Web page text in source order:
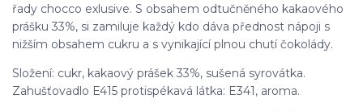
řady chocco exlusive. S obsahem odtučněného kakaového
prášku 33%, si zamiluje každý kdo dáva přednost nápoji s
nižším obsahem cukru a s vynikající plnou chutí čokolády.
Složení: cukr, kakaový prášek 33%, sušená syrovátka.
Zahušťovadlo E415 protispékavá látka: E341, aroma.